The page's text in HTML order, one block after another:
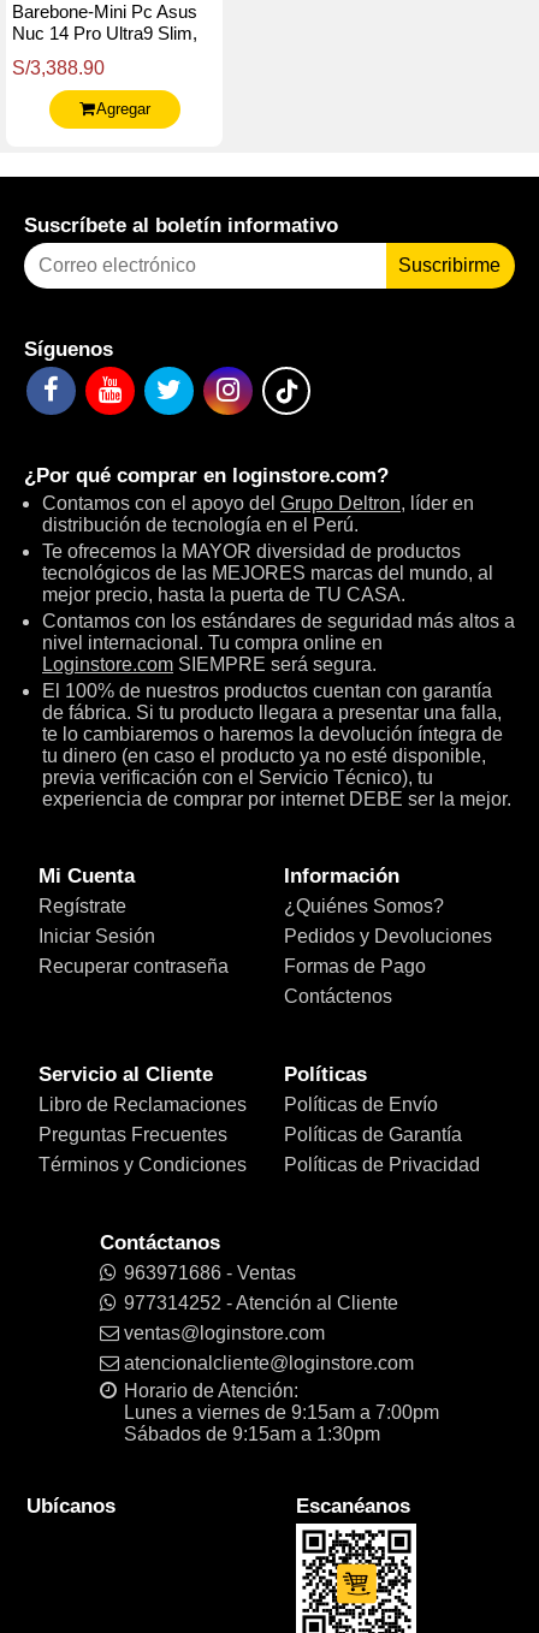
Barebone-Mini Pc Asus
Nuc 14 Pro Ultra9 Slim,
5.1Ghz / 6C / 24Mb
Cache
S/3,388.90
Agregar
Suscríbete al boletín informativo
Suscribirme
Síguenos
¿Por qué comprar en loginstore.com?
Contamos con el apoyo del Grupo Deltron, líder en
distribución de tecnología en el Perú.
Te ofrecemos la MAYOR diversidad de productos
tecnológicos de las MEJORES marcas del mundo, al
mejor precio, hasta la puerta de TU CASA.
Contamos con los estándares de seguridad más altos a
nivel internacional. Tu compra online en
Loginstore.com SIEMPRE será segura.
El 100% de nuestros productos cuentan con garantía
de fábrica. Si tu producto llegara a presentar una falla,
te lo cambiaremos o haremos la devolución íntegra de
tu dinero (en caso el producto ya no esté disponible,
previa verificación con el Servicio Técnico), tu
experiencia de comprar por internet DEBE ser la mejor.
Mi Cuenta
Regístrate
Iniciar Sesión
Recuperar contraseña
Información
¿Quiénes Somos?
Pedidos y Devoluciones
Formas de Pago
Contáctenos
Servicio al Cliente
Libro de Reclamaciones
Preguntas Frecuentes
Términos y Condiciones
Políticas
Políticas de Envío
Políticas de Garantía
Políticas de Privacidad
Contáctanos
963971686 - Ventas
977314252 - Atención al Cliente
ventas@loginstore.com
atencionalcliente@loginstore.com
Horario de Atención:
Lunes a viernes de 9:15am a 7:00pm
Sábados de 9:15am a 1:30pm
Ubícanos Escanéanos